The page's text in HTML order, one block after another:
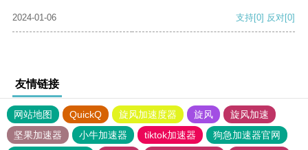
2024-01-06 支持[0] 反对[0]
友情链接
网站地图 QuickQ 旋风加速度器 旋风
旋风加速
坚果加速器
小牛加速器 tiktok加速器
狗急加速器官网